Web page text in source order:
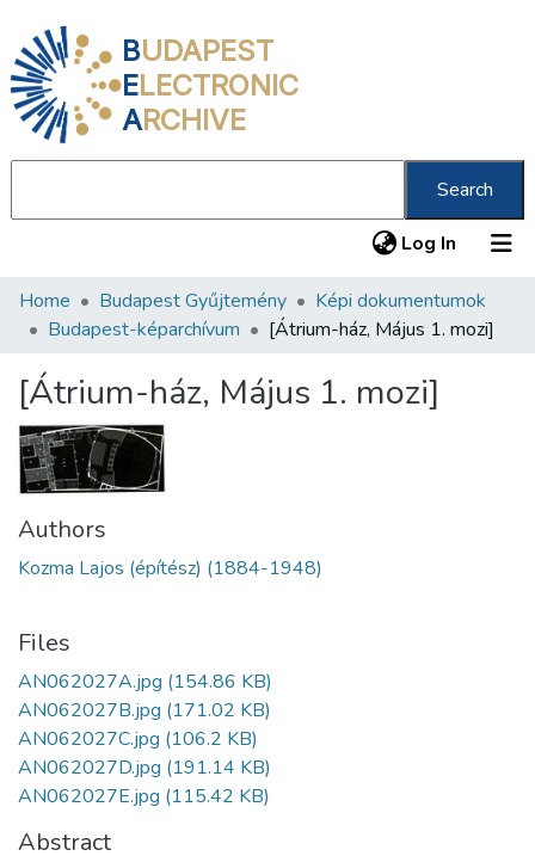
BUDAPEST
ELECTRONIC
ARCHIVE
Search
Log In (current)
Communities & Collections
Statistics
About us
Home Budapest Gyűjtemény
Képi dokumentumok
Budapest-képarchívum
[Átrium-ház, Május 1. mozi]
[Átrium-ház, Május 1. mozi]
Authors
Kozma Lajos (építész) (1884-1948)
Files
AN062027A.jpg (154.86 KB)
AN062027B.jpg (171.02 KB)
AN062027C.jpg (106.2 KB)
AN062027D.jpg (191.14 KB)
AN062027E.jpg (115.42 KB)
Abstract